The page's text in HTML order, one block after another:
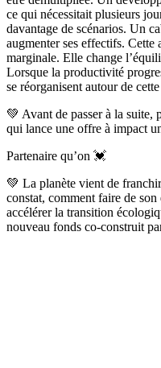
ce qui nécessitait plusieurs
davantage de scénarios. Un
augmenter ses effectifs. Cette
marginale. Elle change
Lorsque la productivité
se réorganisent autour de
💚 Avant de passer à la suite,
qui lance une offre à impact
Partenaire qu’on 💓
💚 La planète vient de
constat, comment faire de
accélérer la transition
nouveau fonds co-construit